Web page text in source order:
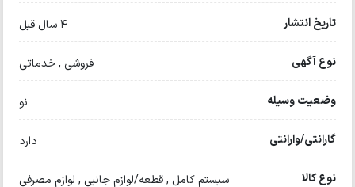
تاریخ انتشار 4 سال قبل
نوع آگهی فروشی , خدماتی
وضعیت وسیله نو
گارانتی/وارانتی دارد
نوع کالا سیستم کامل , قطعه/لوازم جانبی , لوازم مصرفی